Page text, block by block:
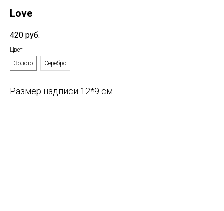
Love
420 руб.
Цвет
Золото
Серебро
Размер надписи 12*9 см